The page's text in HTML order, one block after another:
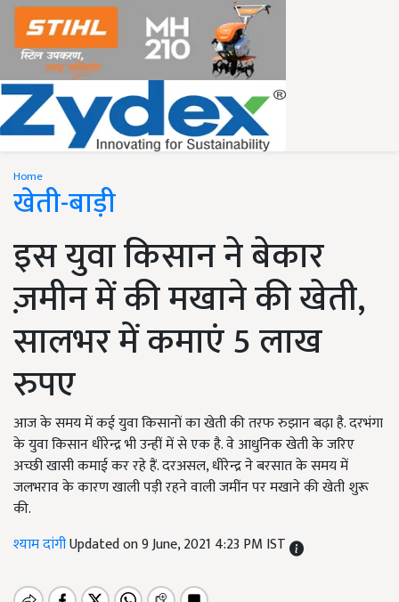
Home
खेती-बाड़ी
इस युवा किसान ने बेकार
ज़मीन में की मखाने की खेती,
सालभर में कमाएं 5 लाख
रुपए
आज के समय में कई युवा किसानों का खेती की तरफ रुझान बढ़ा है. दरभंगा
के युवा किसान धीरेन्द्र भी उन्हीं में से एक है. वे आधुनिक खेती के जरिए
अच्छी खासी कमाई कर रहे हैं. दरअसल, धीरेन्द्र ने बरसात के समय में
जलभराव के कारण खाली पड़ी रहने वाली जमींन पर मखाने की खेती शुरू
की.
श्याम दांगीUpdated on 9 June, 2021 4:23 PM IST